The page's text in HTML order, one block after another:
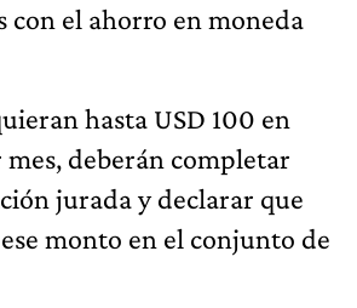
con el ahorro en moneda
hasta USD 100 en
deberán completar
jurada y declarar que
monto en el conjunto de